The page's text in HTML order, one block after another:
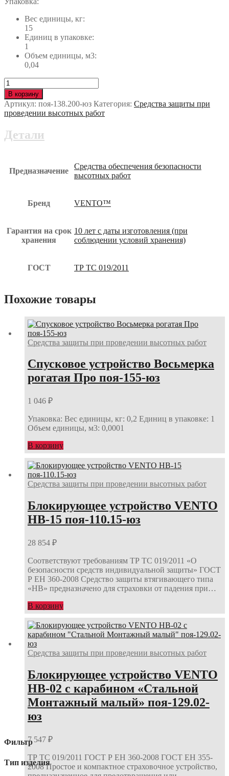
Вес единицы, кг:
15
Единиц в упаковке:
1
Объем единицы, м3:
0,04
Количество
Веревка
статическая
ВЫСОТА
10
юз
В корзину
Артикул: поя-138.200-юз Категория: Средства защиты при
проведении высотных работ
Детали
Предназначение
Средства обеспечения безопасности
высотных работ
Бренд VENTO™
Гарантия на срок
хранения
10 лет с даты изготовления (при
соблюдении условий хранения)
ГОСТ ТР ТС 019/2011
Похожие товары
Средства защиты при проведении высотных работ
Спусковое устройство Восьмерка
рогатая Про поя-155-юз
1 046 ₽
Упаковка: Вес единицы, кг: 0,2 Единиц в упаковке: 1
Объем единицы, м3: 0,0001
В корзину
Средства защиты при проведении высотных работ
Блокирующее устройство VENTO
НВ-15 поя-110.15-юз
28 854 ₽
Соответствуют требованиям ТР ТС 019/2011 «О
безопасности средств индивидуальной защиты» ГОСТ
Р ЕН 360-2008 Средство защиты втягивающего типа
«НВ» предназначено для страховки от падения при…
В корзину
Средства защиты при проведении высотных работ
Блокирующее устройство VENTO
НВ-02 с карабином «Стальной
Монтажный малый» поя-129.02-
юз
7 547 ₽
ТР ТС 019/2011 ГОСТ Р ЕН 360-2008 ГОСТ ЕН 355-
2008 Простое и компактное страховочное устройство,
Фильтр
Тип изделия